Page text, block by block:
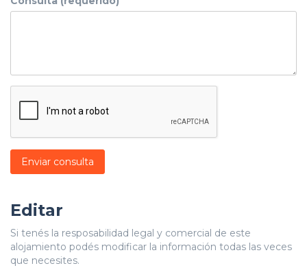
Enviar consulta
Editar
Si tenés la resposabilidad legal y comercial de este
alojamiento podés modificar la información todas las veces
que necesites.